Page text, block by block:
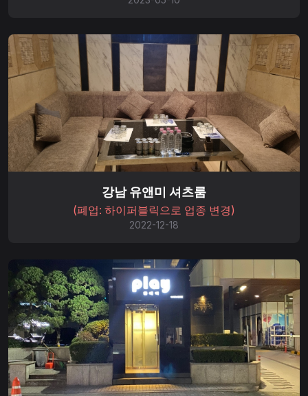
강남 유앤미 셔츠룸
(폐업: 하이퍼블릭으로 업종 변경)
2022-12-18